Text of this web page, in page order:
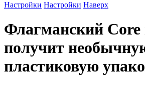
Настройки Настройки Наверх
Флагманский Core
получит
пластиковую